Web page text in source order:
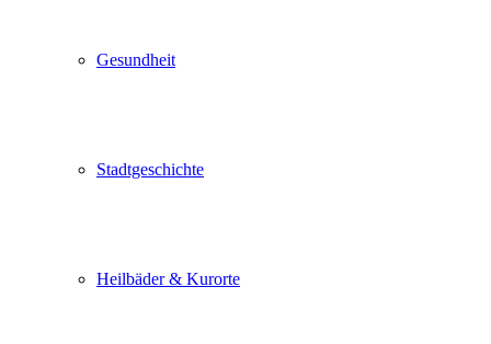
Gesundheit
Stadtgeschichte
Heilbäder & Kurorte